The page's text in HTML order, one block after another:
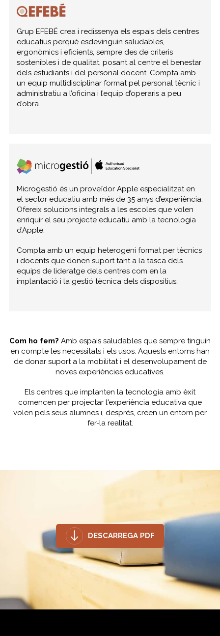
Grup EFEBÉ crea i redissenya els espais dels centres
educatius perquè esdevinguin saludables,
ergonòmics i eficients, sempre des de criteris
sostenibles i de qualitat, posant al centre el benestar
dels estudiants i del personal docent. Compta amb
un equip multidisciplinar format pel personal tècnic i
administratiu a l’oficina i l’equip d’operaris a peu
d’obra.
Microgestió és un proveïdor Apple especialitzat en
el sector educatiu amb més de 35 anys d’experiència.
Ofereix solucions integrals a les escoles que volen
enriquir el seu projecte educatiu amb la tecnologia
d’Apple.
Compta amb un equip heterogeni format per tècnics
i docents que donen suport tant a la tasca dels
equips de lideratge dels centres com en la
implantació i la gestió tècnica dels dispositius.
Com ho fem? Amb espais saludables que sempre tinguin
en compte les necessitats i els usos. Aquests entorns han
de donar suport a la mobilitat i el desenvolupament de
noves experiències educatives.
Els centres que implanten la tecnologia amb èxit
comencen per projectar l'experiència educativa que
volen pels seus alumnes i, després, creen un entorn per
fer-la realitat.
DESCARREGA PDF